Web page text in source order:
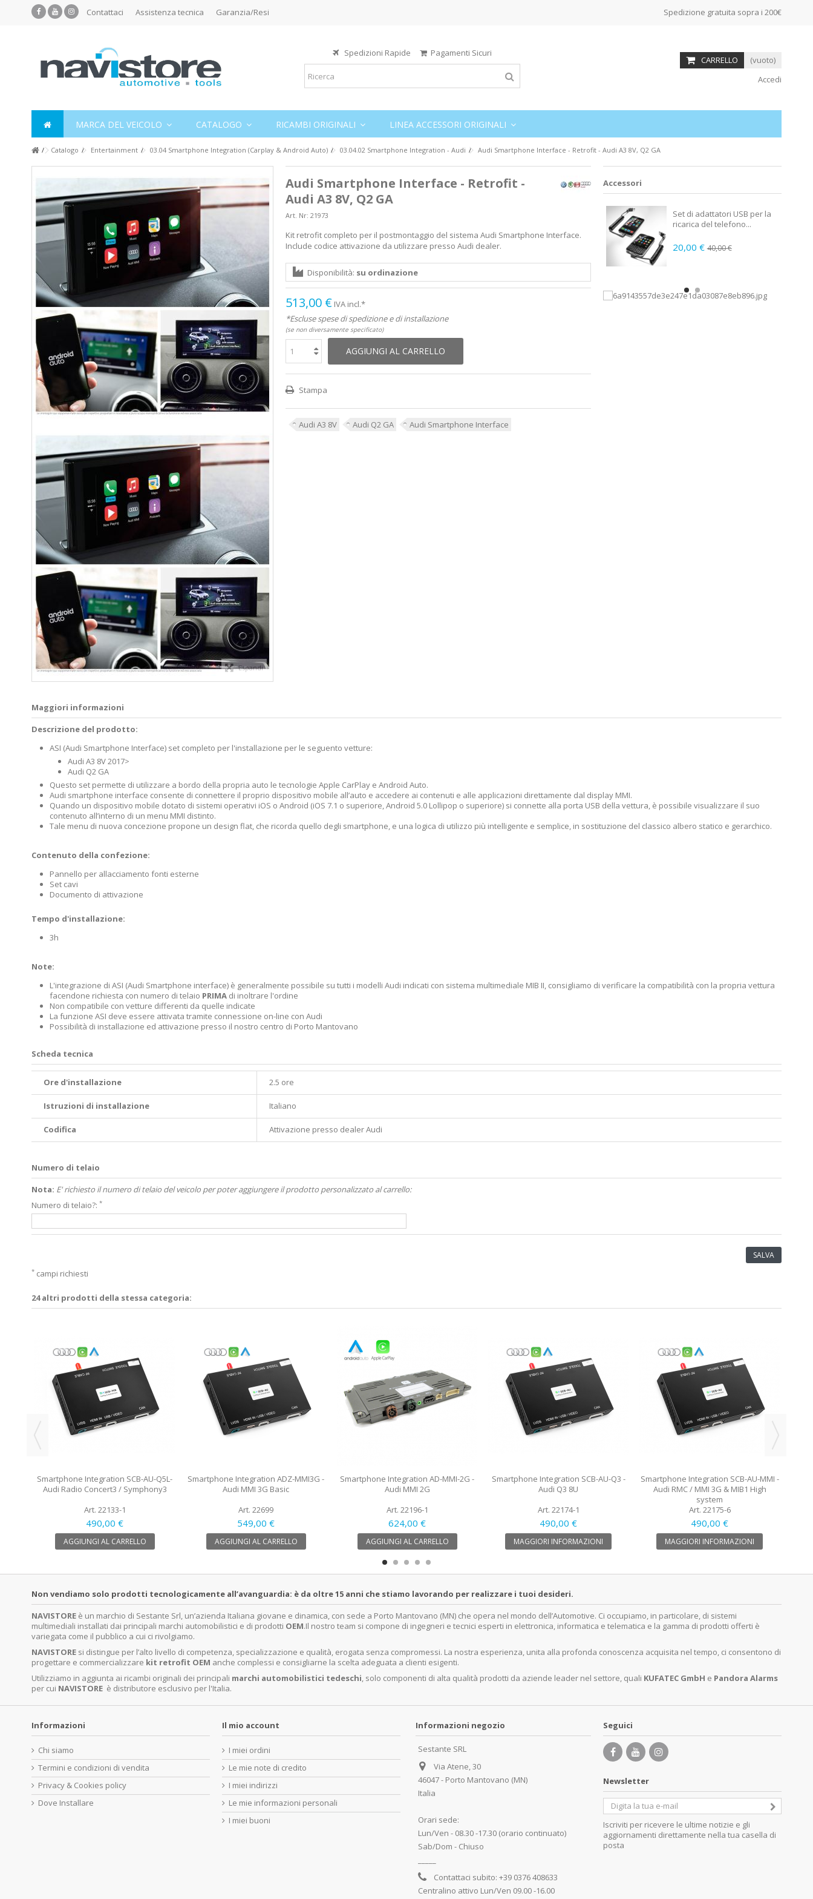
Contattaci Assistenza tecnica Garanzia/Resi Spedizione gratuita sopra i 200€
Spedizioni Rapide Pagamenti Sicuri
CARRELLO
(vuoto)
Accedi
MARCA DEL VEICOLO CATALOGO RICAMBI ORIGINALI LINEA ACCESSORI ORIGINALI
Catalogo Entertainment 03.04 Smartphone Integration (Carplay & Android Auto) 03.04.02 Smartphone Integration - Audi Audi Smartphone Interface - Retrofit - Audi A3 8V, Q2 GA
Espandi
Audi Smartphone Interface - Retrofit -
Audi A3 8V, Q2 GA
Art. Nr: 21973
Kit retrofit completo per il postmontaggio del sistema Audi Smartphone Interface.
Include codice attivazione da utilizzare presso Audi dealer.
Disponibilità: su ordinazione
513,00 € IVA incl.*
*Escluse spese di spedizione e di installazione
(se non diversamente specificato)
AGGIUNGI AL CARRELLO
Stampa
Audi A3 8V Audi Q2 GA Audi Smartphone Interface
Accessori
Set di adattatori USB per la
ricarica del telefono...
20,00 €40,00 €
Maggiori informazioni
Descrizione del prodotto:
ASI (Audi Smartphone Interface) set completo per l'installazione per le seguento vetture:
Audi A3 8V 2017>
Audi Q2 GA
Questo set permette di utilizzare a bordo della propria auto le tecnologie Apple CarPlay e Android Auto.
Audi smartphone interface consente di connettere il proprio dispositivo mobile all’auto e accedere ai contenuti e alle applicazioni direttamente dal display MMI.
Quando un dispositivo mobile dotato di sistemi operativi iOS o Android (iOS 7.1 o superiore, Android 5.0 Lollipop o superiore) si connette alla porta USB della vettura, è possibile visualizzare il suo
contenuto all’interno di un menu MMI distinto.
Tale menu di nuova concezione propone un design flat, che ricorda quello degli smartphone, e una logica di utilizzo più intelligente e semplice, in sostituzione del classico albero statico e gerarchico.
Contenuto della confezione:
Pannello per allacciamento fonti esterne
Set cavi
Documento di attivazione
Tempo d'installazione:
3h
Note:
L'integrazione di ASI (Audi Smartphone interface) è generalmente possibile su tutti i modelli Audi indicati con sistema multimediale MIB II, consigliamo di verificare la compatibilità con la propria vettura
facendone richiesta con numero di telaio PRIMA di inoltrare l'ordine
Non compatibile con vetture differenti da quelle indicate
La funzione ASI deve essere attivata tramite connessione on-line con Audi
Possibilità di installazione ed attivazione presso il nostro centro di Porto Mantovano
Scheda tecnica
Ore d'installazione 2.5 ore
Istruzioni di installazione Italiano
Codifica Attivazione presso dealer Audi
Numero di telaio
Nota: E' richiesto il numero di telaio del veicolo per poter aggiungere il prodotto personalizzato al carrello:
Numero di telaio?: *
SALVA
* campi richiesti
24 altri prodotti della stessa categoria:
Smartphone Integration SCB-AU-Q5L-
Audi Radio Concert3 / Symphony3
Art. 22133-1
490,00 €
AGGIUNGI AL CARRELLO
Smartphone Integration ADZ-MMI3G -
Audi MMI 3G Basic
Art. 22699
549,00 €
AGGIUNGI AL CARRELLO
Smartphone Integration AD-MMI-2G -
Audi MMI 2G
Art. 22196-1
624,00 €
AGGIUNGI AL CARRELLO
Smartphone Integration SCB-AU-Q3 -
Audi Q3 8U
Art. 22174-1
490,00 €
MAGGIORI INFORMAZIONI
Smartphone Integration SCB-AU-MMI -
Audi RMC / MMI 3G & MIB1 High
system
Art. 22175-6
490,00 €
MAGGIORI INFORMAZIONI
Non vendiamo solo prodotti tecnologicamente all’avanguardia: è da oltre 15 anni che stiamo lavorando per realizzare i tuoi desideri.
NAVISTORE è un marchio di Sestante Srl, un’azienda Italiana giovane e dinamica, con sede a Porto Mantovano (MN) che opera nel mondo dell’Automotive. Ci occupiamo, in particolare, di sistemi
multimediali installati dai principali marchi automobilistici e di prodotti OEM.Il nostro team si compone di ingegneri e tecnici esperti in elettronica, informatica e telematica e la gamma di prodotti offerti è
variegata come il pubblico a cui ci rivolgiamo.
NAVISTORE si distingue per l’alto livello di competenza, specializzazione e qualità, erogata senza compromessi. La nostra esperienza, unita alla profonda conoscenza acquisita nel tempo, ci consentono di
progettare e commercializzare kit retrofit OEM anche complessi e consigliarne la scelta adeguata a clienti esigenti.
Utilizziamo in aggiunta ai ricambi originali dei principali marchi automobilistici tedeschi, solo componenti di alta qualità prodotti da aziende leader nel settore, quali KUFATEC GmbH e Pandora Alarms
per cui NAVISTORE è distributore esclusivo per l'Italia.
Informazioni
Chi siamo
Termini e condizioni di vendita
Privacy & Cookies policy
Dove Installare
Il mio account
I miei ordini
Le mie note di credito
I miei indirizzi
Le mie informazioni personali
I miei buoni
Informazioni negozio
Sestante SRL
Via Atene, 30
46047 - Porto Mantovano (MN)
Italia
Orari sede:
Lun/Ven - 08.30 -17.30 (orario continuato)
Sab/Dom - Chiuso
Contattaci subito: +39 0376 408633
Centralino attivo Lun/Ven 09.00 -16.00
Seguici
Newsletter
Iscriviti per ricevere le ultime notizie e gli
aggiornamenti direttamente nella tua casella di
posta